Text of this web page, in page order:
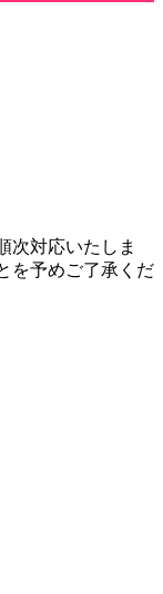
次対応いたしま
を予めご了承くだ